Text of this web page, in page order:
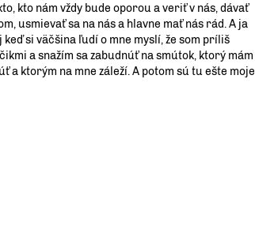
kto nám vždy bude oporou a veriť v nás, dávať
usmievať sa na nás a hlavne mať nás rád. A ja
si väčšina ľudí o mne myslí, že som príliš
a snažím sa zabudnúť na smútok, ktorý mám
a ktorým na mne záleží. A potom sú tu ešte moje